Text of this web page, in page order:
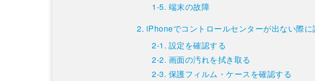
端末の故障
iPhoneでコントロールセンターが出ない際
設定を確認する
画面の汚れを拭き取る
保護フィルム・ケースを確認する